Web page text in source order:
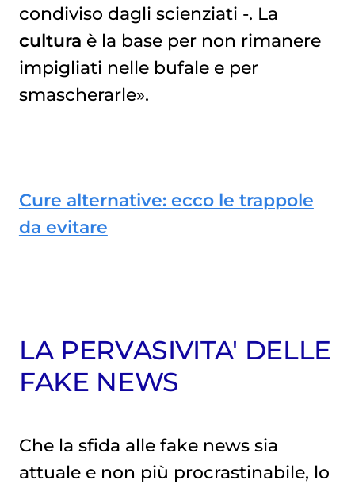
condiviso dagli scienziati -. La
cultura è la base per non rimanere
impigliati nelle bufale e per
smascherarle».
Cure alternative: ecco le trappole
da evitare
LA PERVASIVITA' DELLE
FAKE NEWS
Che la sfida alle fake news sia
attuale e non più procrastinabile, lo